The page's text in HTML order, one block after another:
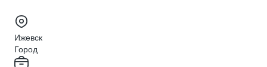
Ижевск
Город